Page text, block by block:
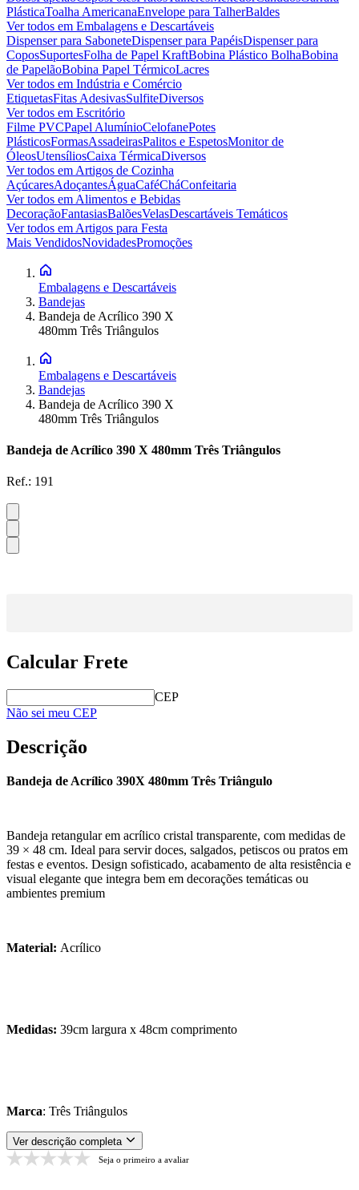
PlásticaToalha AmericanaEnvelope para TalherBaldes
Ver todos em Embalagens e Descartáveis
Dispenser para SaboneteDispenser para PapéisDispenser para
CoposSuportesFolha de Papel KraftBobina Plástico BolhaBobina
de PapelãoBobina Papel TérmicoLacres
Ver todos em Indústria e Comércio
EtiquetasFitas AdesivasSulfiteDiversos
Ver todos em Escritório
Filme PVCPapel AlumínioCelofanePotes
PlásticosFormasAssadeirasPalitos e EspetosMonitor de
ÓleosUtensíliosCaixa TérmicaDiversos
Ver todos em Artigos de Cozinha
AçúcaresAdoçantesÁguaCaféCháConfeitaria
Ver todos em Alimentos e Bebidas
DecoraçãoFantasiasBalõesVelasDescartáveis Temáticos
Ver todos em Artigos para Festa
Mais VendidosNovidadesPromoções
Embalagens e Descartáveis
Bandejas
Bandeja de Acrílico 390 X
480mm Três Triângulos
Embalagens e Descartáveis
Bandejas
Bandeja de Acrílico 390 X
480mm Três Triângulos
Bandeja de Acrílico 390 X 480mm Três Triângulos
Ref.: 191
Calcular Frete
CEP
Não sei meu CEP
Descrição
Bandeja de Acrílico 390X 480mm Três Triângulo
Bandeja retangular em acrílico cristal transparente, com medidas de
39 × 48 cm. Ideal para servir doces, salgados, petiscos ou pratos em
festas e eventos. Design sofisticado, acabamento de alta resistência e
visual elegante que integra bem em decorações temáticas ou
ambientes premium
Material: Acrílico
Medidas: 39cm largura x 48cm comprimento
Marca: Três Triângulos
Ver descrição completa
Seja o primeiro a avaliar